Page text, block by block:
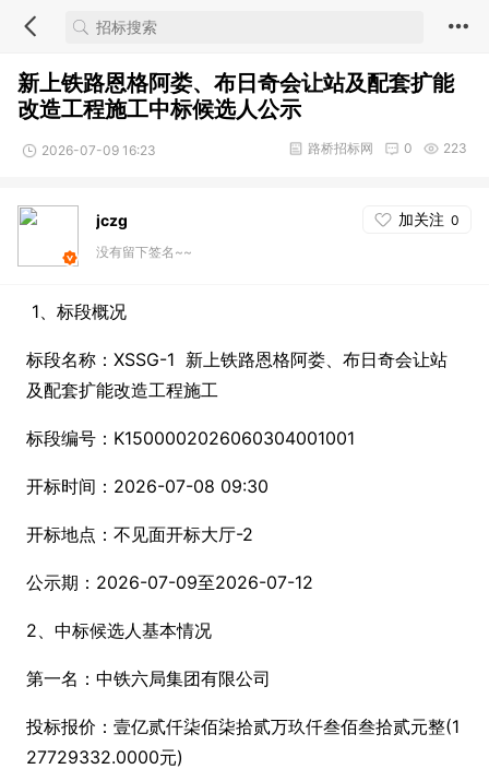
新上铁路恩格阿娄、布日奇会让站及配套扩能
改造工程施工中标候选人公示
2026-07-09 16:23 223
0
路桥招标网
jczg 加关注 0
没有留下签名~~
1、标段概况
标段名称：XSSG-1 新上铁路恩格阿娄、布日奇会让站
及配套扩能改造工程施工
标段编号：K1500002026060304001001
开标时间：2026-07-08 09:30
开标地点：不见面开标大厅-2
公示期：2026-07-09至2026-07-12
2、中标候选人基本情况
第一名：中铁六局集团有限公司
投标报价：壹亿贰仟柒佰柒拾贰万玖仟叁佰叁拾贰元整(1
27729332.0000元)